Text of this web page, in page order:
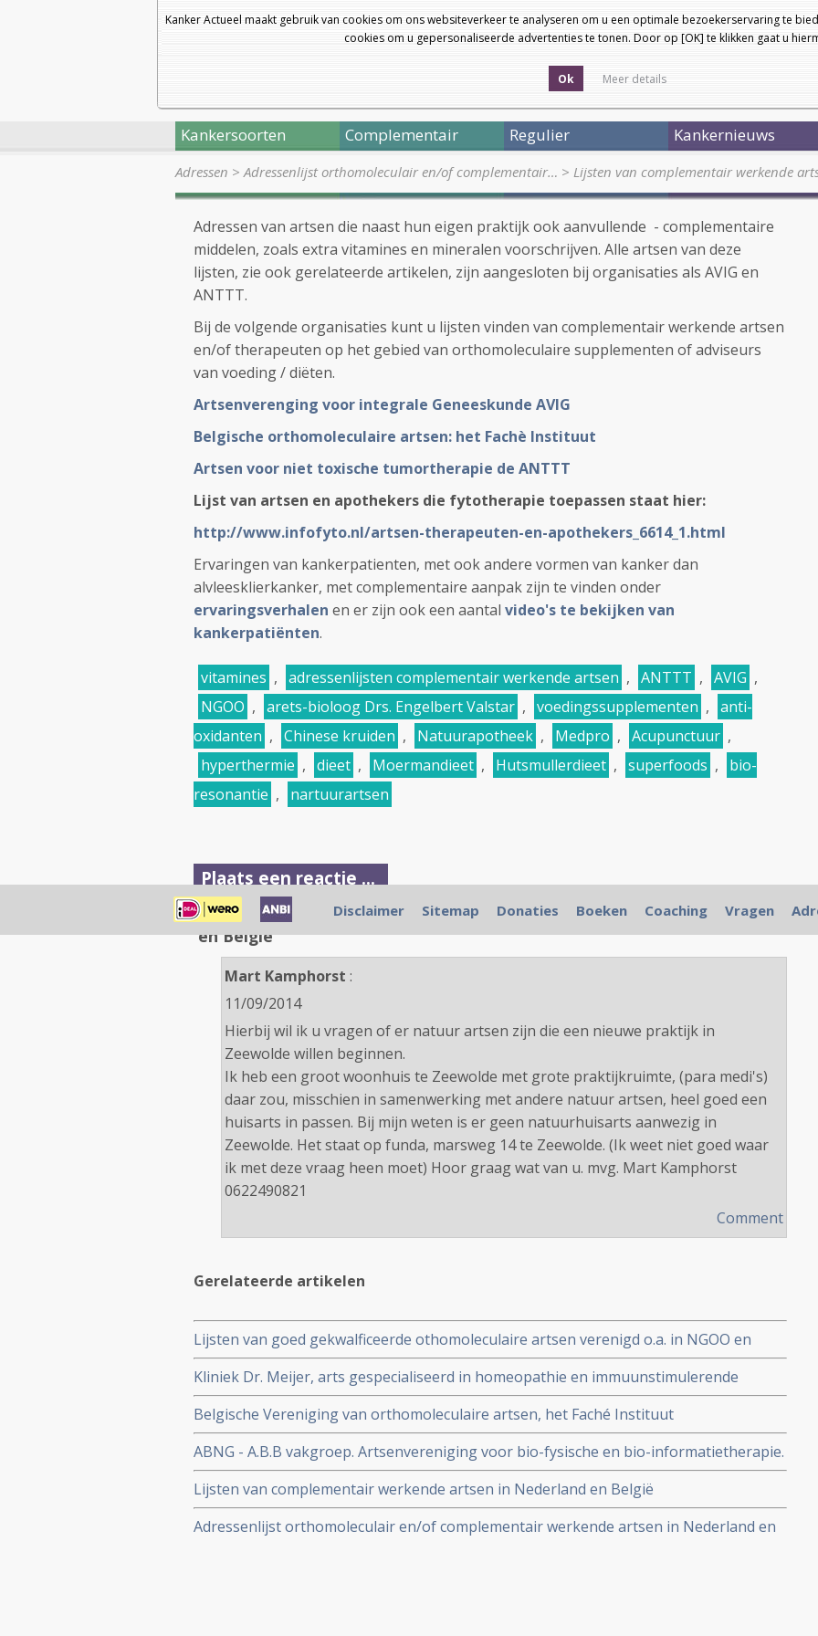
Kanker Actueel maakt gebruik van cookies om ons websiteverkeer te analyseren om u een optimale bezoekerservaring te
cookies om u gepersonaliseerde advertenties te tonen. Door op [OK] te klikken gaat u
Ok Meer details
Kankersoorten Complementair Regulier Kankernieuws
Adressen >Adressenlijst orthomoleculair en/of complementair… > Lijsten van complementair werkende
Adressen van artsen die naast hun eigen praktijk ook aanvullende - complementaire
middelen, zoals extra vitamines en mineralen voorschrijven. Alle artsen van deze
lijsten, zie ook gerelateerde artikelen, zijn aangesloten bij organisaties als AVIG en
ANTTT.
Bij de volgende organisaties kunt u lijsten vinden van complementair werkende artsen
en/of therapeuten op het gebied van orthomoleculaire supplementen of adviseurs
van voeding / diëten.
Artsenverenging voor integrale Geneeskunde AVIG
Belgische orthomoleculaire artsen: het Fachè Instituut
Artsen voor niet toxische tumortherapie de ANTTT
Lijst van artsen en apothekers die fytotherapie toepassen staat hier:
http://www.infofyto.nl/artsen-therapeuten-en-apothekers_6614_1.html
Ervaringen van kankerpatienten, met ook andere vormen van kanker dan
alvleesklierkanker, met complementaire aanpak zijn te vinden onder
ervaringsverhalen en er zijn ook een aantal video's te bekijken van
kankerpatiënten.
vitamines , adressenlijsten complementair werkende artsen , ANTTT , AVIG ,
NGOO , arets-bioloog Drs. Engelbert Valstar , voedingssupplementen , anti-
oxidanten , Chinese kruiden , Natuurapotheek , Medpro , Acupunctuur ,
hyperthermie , dieet , Moermandieet , Hutsmullerdieet , superfoods ,
bio-
resonantie , nartuurartsen
Plaats een reactie ...
1 Reactie op "Lijsten van complementair werkende artsen in Nederland
en België"
Mart Kamphorst :
11/09/2014
Hierbij wil ik u vragen of er natuur artsen zijn die een nieuwe praktijk in
Zeewolde willen beginnen.
Ik heb een groot woonhuis te Zeewolde met grote praktijkruimte, (para medi's)
daar zou, misschien in samenwerking met andere natuur artsen, heel goed een
huisarts in passen. Bij mijn weten is er geen natuurhuisarts aanwezig in
Zeewolde. Het staat op funda, marsweg 14 te Zeewolde. (Ik weet niet goed waar
ik met deze vraag heen moet) Hoor graag wat van u. mvg. Mart Kamphorst
0622490821
Comment
Gerelateerde artikelen
Lijsten van goed gekwalficeerde othomoleculaire artsen verenigd o.a. in NGOO en
ABNG. Allemaal artsen die ook werken met verschillende vormen van Niet Toxische
Tumortherapie bij kanker.
Kliniek Dr. Meijer, arts gespecialiseerd in homeopathie en immuunstimulerende
natuurlijke aanpak van o.a. kanker
Belgische Vereniging van orthomoleculaire artsen, het Faché Instituut
ABNG - A.B.B vakgroep. Artsenvereniging voor bio-fysische en bio-informatietherapie.
Lijsten van complementair werkende artsen in Nederland en België
Adressenlijst orthomoleculair en/of complementair werkende artsen in Nederland en
Disclaimer Sitemap Donaties Boeken Coaching Vragen